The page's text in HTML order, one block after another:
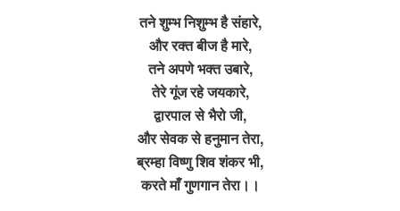
तने शुम्भ निशुम्भ है संहारे,
और रक्त बीज है मारे,
तने अपणे भक्त उबारे,
तेरे गूंज रहे जयकारे,
द्वारपाल से भैरो जी,
और सेवक से हनुमान तेरा,
ब्रम्हा विष्णु शिव शंकर भी,
करते माँ गुणगान तेरा।।